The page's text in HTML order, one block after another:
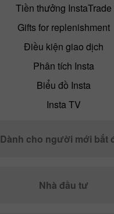
Tiền thưởng InstaTrade
Gifts for replenishment
Điều kiện giao dịch
Phân tích Insta
Biểu đồ Insta
Insta TV
Dành cho người mới bắt
Nhà đầu tư